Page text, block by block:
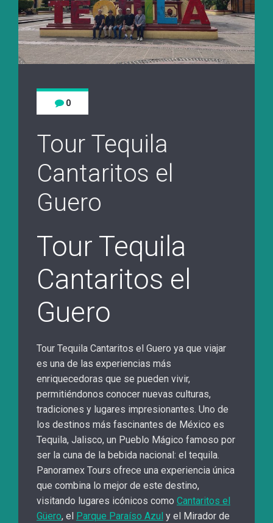
0
Tour Tequila
Cantaritos el
Guero
Tour Tequila
Cantaritos el
Guero
Tour Tequila Cantaritos el Guero ya que viajar
es una de las experiencias más
enriquecedoras que se pueden vivir,
permitiéndonos conocer nuevas culturas,
tradiciones y lugares impresionantes. Uno de
los destinos más fascinantes de México es
Tequila, Jalisco, un Pueblo Mágico famoso por
ser la cuna de la bebida nacional: el tequila.
Panoramex Tours ofrece una experiencia única
que combina lo mejor de este destino,
visitando lugares icónicos como Cantaritos el
Güero, el Parque Paraíso Azul y el Mirador de